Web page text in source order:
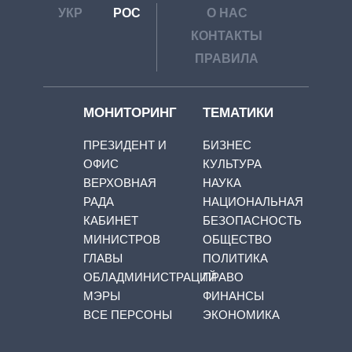
УКР РОС
О НАС
КОНТАКТЫ
ПРАВИЛА
МОНИТОРИНГ
ПРЕЗИДЕНТ И
ОФИС
ВЕРХОВНАЯ
РАДА
КАБИНЕТ
МИНИСТРОВ
ГЛАВЫ
ОБЛАДМИНИСТРАЦИЙ
МЭРЫ
ВСЕ ПЕРСОНЫ
ТЕМАТИКИ
БИЗНЕС
КУЛЬТУРА
НАУКА
НАЦИОНАЛЬНАЯ
БЕЗОПАСНОСТЬ
ОБЩЕСТВО
ПОЛИТИКА
ПРАВО
ФИНАНСЫ
ЭКОНОМИКА